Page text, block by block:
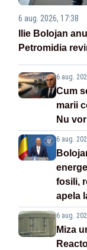
6 aug. 2026, 17:38
Ilie Bolojan
Petromidia
6 aug.
Cum
marii
Nu
6 aug.
fosili,
apela
6 aug.
Miza